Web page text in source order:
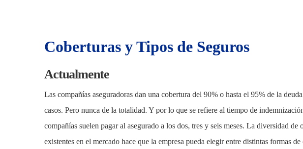
Coberturas y Tipos de Seguros
Actualmente
Las compañías aseguradoras dan una cobertura del 90% o hasta el 95% de la
casos. Pero nunca de la totalidad. Y por lo que se refiere al tiempo de
compañías suelen pagar al asegurado a los dos, tres y seis meses. La diversidad de
existentes en el mercado hace que la empresa pueda elegir entre distintas formas